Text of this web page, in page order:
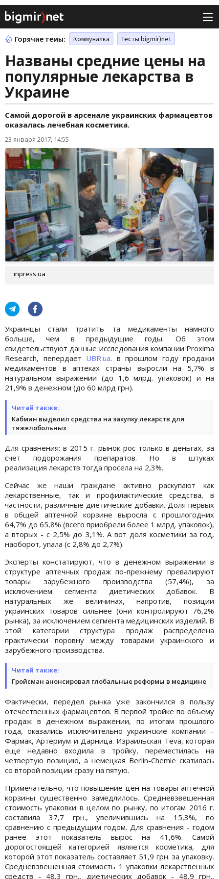
Горячие темы: Коммуналка Тесты bigmir)net
Названы средние цены на
популярные лекарства в
Украине
Самой дорогой в арсенале украинских фармацевтов
оказалась лечебная косметика.
23 января 2017, 14:55
inpress.ua
Украинцы стали тратить та медикаменты намного
больше, чем в предыдущие годы. Об этом
свидетельствуют данные исследования компании Proxima
Research, пепердает UBR.ua. в прошлом году продажи
медикаментов в аптеках страны выросли на 5,7% в
натуральном выражении (до 1,6 млрд. упаковок) и на
21,9% в денежном (до 60 млрд грн).
Читай также:
Кабмин выделил средства на закупку лекарств для
тяжелобольных
Для сравнения: в 2015 г. рынок рос только в деньгах, за
счет подорожания препаратов. Но в штуках
реализация лекарств тогда просела на 2,3%.
Сейчас же наши граждане активно раскупают как
лекарственные, так и профилактические средства, в
частности, различные диетические добавки. Доля первых
в общей аптечной корзине выросла с прошлогодних
64,7% до 65,8% (всего приобрели более 1 млрд. упаковок),
а вторых - с 2,5% до 3,1%. А вот доля косметики за год,
наоборот, упала (с 2,8% до 2,7%).
Эксперты констатируют, что в денежном выражении в
структуре аптечных продаж по-прежнему превалируют
товары зарубежного производства (57,4%), за
исключением сегмента диетических добавок. В
натуральных же величинах, напротив, позиции
украинских товаров сильнее (они контролируют 76,2%
рынка), за исключением сегмента медицинских изделий. В
этой категории структура продаж распределена
практически поровну между товарами украинского и
зарубежного производства.
Читай также:
Гройсман анонсировал глобальные реформы в медицине
Фактически, передел рынка уже закончился в пользу
отечественных фармацевтов. В первой тройке по объему
продаж в денежном выражении, по итогам прошлого
года, оказались исключительно украинские компании –
Фармак, Артериум и Дарница. Израильская Teva, которая
еще недавно входила в тройку, переместилась на
четвертую позицию, а немецкая Berlin-Chemie скатилась
со второй позиции сразу на пятую.
Примечательно, что повышение цен на товары аптечной
корзины существенно замедлилось. Средневзвешенная
стоимость упаковки в целом по рынку, по итогам 2016 г.
составила 37,7 грн., увеличившись на 15,3%, по
сравнению с предыдущим годом. Для сравнения - годом
ранее этот показатель вырос на 41,6%. Самой
дорогостоящей категорией является косметика, для
которой этот показатель составляет 51,9 грн. за упаковку.
Средневзвешенная стоимость 1 упаковки лекарственных
средств - 48,3 грн., диетических добавок - 48,9 грн.,